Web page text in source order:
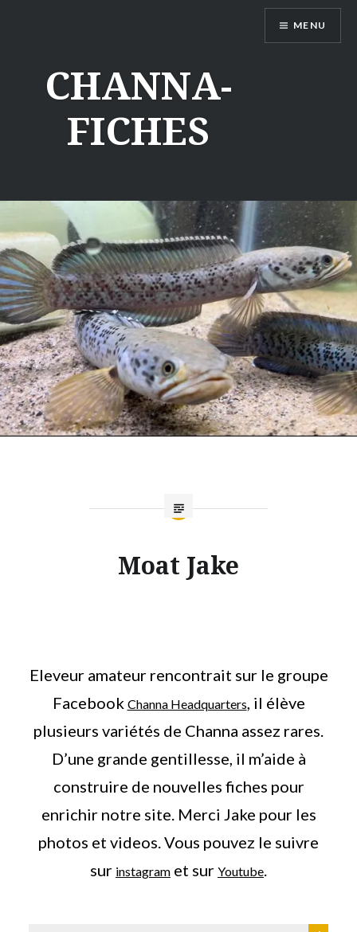
CHANNA-
FICHES
MENU
Moat Jake
Eleveur amateur rencontrait sur le groupe
Facebook Channa Headquarters , il élève
plusieurs variétés de Channa assez rares.
D’une grande gentillesse, il m’aide à
construire de nouvelles fiches pour
enrichir notre site. Merci Jake pour les
photos et videos. Vous pouvez le suivre
sur instagram et sur Youtube